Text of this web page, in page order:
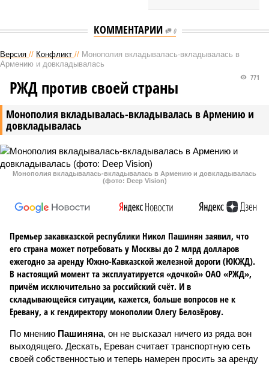
КОММЕНТАРИИ 0
Версия // Конфликт // Монополия вкладывалась-вкладывалась в
Армению и довкладывалась
Монополия вкладывалась-вкладывалась в Армению и
довкладывалась
771
РЖД против своей страны
Монополия вкладывалась-вкладывалась в Армению и довкладывалась
(фото: Deep Vision)
Премьер закавказской республики Никол Пашинян заявил, что
его страна может потребовать у Москвы до 2 млрд долларов
ежегодно за аренду Южно-Кавказской железной дороги (ЮКЖД).
В настоящий момент та эксплуатируется «дочкой» ОАО «РЖД»,
причём исключительно за российский счёт. И в
складывающейся ситуации, кажется, больше вопросов не к
Еревану, а к гендиректору монополии Олегу Белозёрову.
По мнению Пашиняна, он не высказал ничего из ряда вон
выходящего. Дескать, Ереван считает транспортную сеть
своей собственностью и теперь намерен просить за аренду